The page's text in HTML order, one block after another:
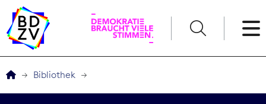
Bibliothek